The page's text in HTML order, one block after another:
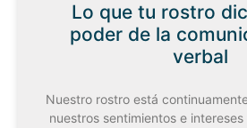
Lo que tu rostro
poder de la
verbal
Nuestro rostro está
nuestros sentimientos e